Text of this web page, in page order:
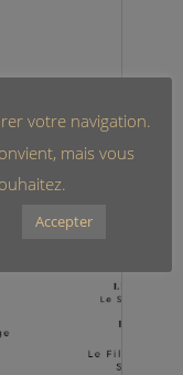
votre navigation.
mais vous
Accepter